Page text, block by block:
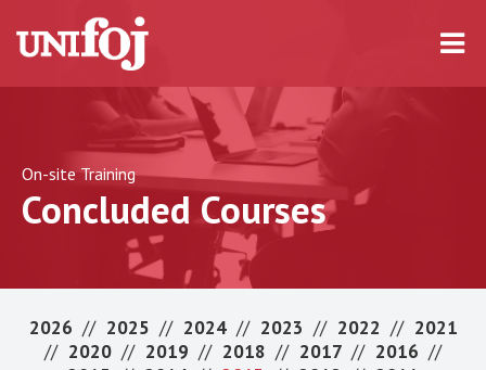
On-site Training
Concluded Courses
2026 // 2025 // 2024 // 2023 // 2022 // 2021
// 2020 // 2019 // 2018 // 2017 // 2016 //